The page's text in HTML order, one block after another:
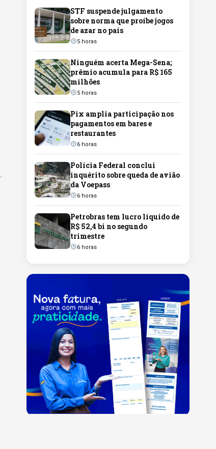
STF suspende julgamento
sobre norma que proíbe jogos
de azar no país
5 horas
Ninguém acerta Mega-Sena;
prêmio acumula para R$ 165
milhões
5 horas
Pix amplia participação nos
pagamentos em bares e
restaurantes
6 horas
Polícia Federal conclui
inquérito sobre queda de avião
da Voepass
6 horas
Petrobras tem lucro líquido de
R$ 52,4 bi no segundo
trimestre
6 horas